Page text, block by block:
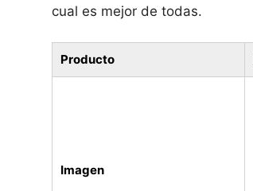
cual es mejor de todas.
Producto
Imagen